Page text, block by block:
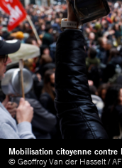
Mobilisation citoyenne
© Geoffroy Van der Hasselt /